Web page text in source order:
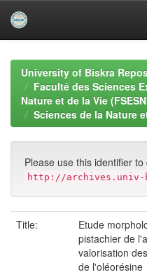
navigationUniversity of Biskra
Faculté des Sciences
Nature et de la Vie
Sciences de la Nature
Please use this identifier
http://archives.univ-
Title:
Etude
pistachier de
valorisation
de l'oléorésine